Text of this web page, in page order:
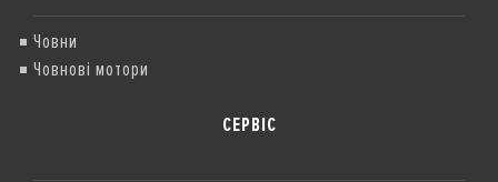
Човни
Човнові мотори
СЕРВІС